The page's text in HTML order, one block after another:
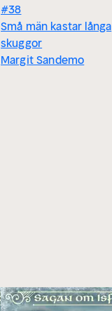
#38
Små män kastar långa
skuggor
Margit Sandemo